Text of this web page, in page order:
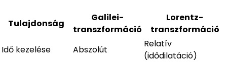
Tulajdonság
Galilei-
transzformáció
Lorentz-
transzformáció
Idő kezelése
Abszolút
Relatív
(idődilatáció)